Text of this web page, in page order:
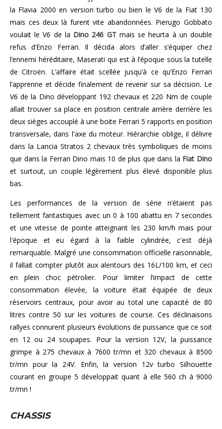
la Flavia 2000 en version turbo ou bien le V6 de la Fiat 130
mais ces deux là furent vite abandonnées. Pierugo Gobbato
voulait le V6 de la Dino 246 GTmais se heurta à un double
refus d’Enzo Ferrari. Il décida alors d’aller s’équiper chez
l’ennemi héréditaire, Maserati qui est à l’époque sous la tutelle
de Citroën. L’affaire était scellée jusqu’à ce qu’Enzo Ferrari
l’apprenne et décide finalement de revenir sur sa décision. Le
V6 de la Dino développant 192 chevaux et 220 Nm de couple
allait trouver sa place en position centrale arrière derrière les
deux sièges accouplé à une boite Ferrari 5 rapports en position
transversale, dans l'axe du moteur. Hiérarchie oblige, il délivre
dans la Lancia Stratos 2 chevaux très symboliques de moins
que dans la Ferrari Dino mais 10 de plus que dans la Fiat Dino
et surtout, un couple légèrement plus élevé disponible plus
bas.
Les performances de la version de série n’étaient pas
tellement fantastiques avec un 0 à 100 abattu en 7 secondes
et une vitesse de pointe atteignant les 230 km/h mais pour
l'époque et eu égard à la faible cylindrée, c'est déjà
remarquable. Malgré une consommation officielle raisonnable,
il fallait compter plutôt aux alentours des 16L/100 km, et ceci
en plein choc pétrolier. Pour limiter l’impact de cette
consommation élevée, la voiture était équipée de deux
réservoirs centraux, pour avoir au total une capacité de 80
litres contre 50 sur les voitures de course. Ces déclinaisons
rallyes connurent plusieurs évolutions de puissance que ce soit
en 12 ou 24 soupapes. Pour la version 12V, la puissance
grimpe à 275 chevaux à 7600 tr/mn et 320 chevaux à 8500
tr/mn pour la 24V. Enfin, la version 12v turbo Silhouette
courant en groupe 5 développait quant à elle 560 ch à 9000
tr/mn !
CHASSIS